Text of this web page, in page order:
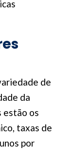
de
da
estão os
taxas de
por